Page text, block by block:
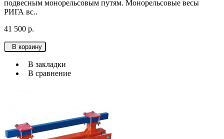
подвесным монорельсовым путям. Монорельсовые весы
РИГА вс..
41 500 р.
В корзину
В закладки
В сравнение